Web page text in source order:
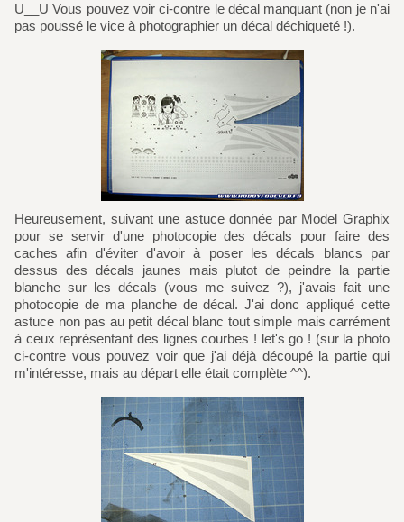
U__U Vous pouvez voir ci-contre le décal manquant (non je n'ai
pas poussé le vice à photographier un décal déchiqueté !).
Heureusement, suivant une astuce donnée par Model Graphix
pour se servir d'une photocopie des décals pour faire des
caches afin d'éviter d'avoir à poser les décals blancs par
dessus des décals jaunes mais plutot de peindre la partie
blanche sur les décals (vous me suivez ?), j'avais fait une
photocopie de ma planche de décal. J'ai donc appliqué cette
astuce non pas au petit décal blanc tout simple mais carrément
à ceux représentant des lignes courbes ! let's go ! (sur la photo
ci-contre vous pouvez voir que j'ai déjà découpé la partie qui
m'intéresse, mais au départ elle était complète ^^).